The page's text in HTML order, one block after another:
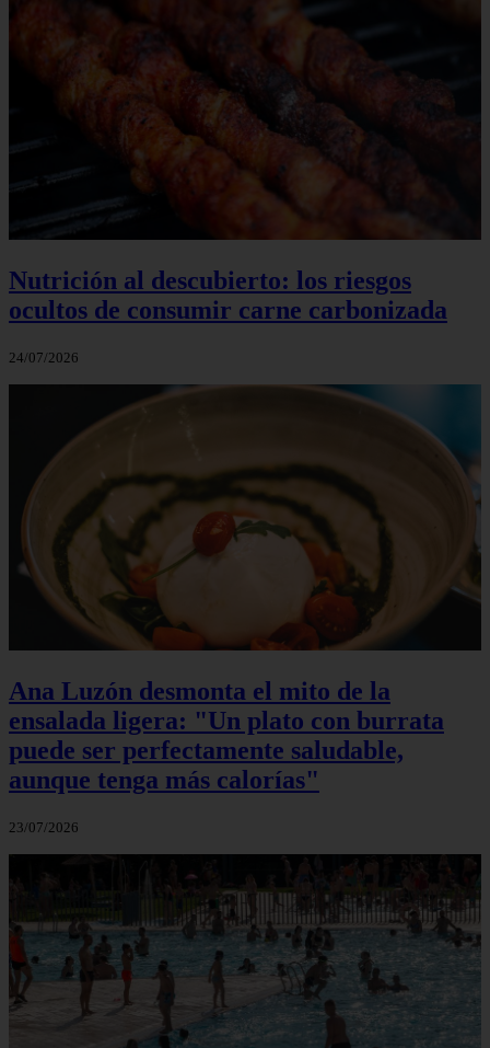
Nutrición al descubierto: los riesgos
ocultos de consumir carne carbonizada
24/07/2026
Ana Luzón desmonta el mito de la
ensalada ligera: "Un plato con burrata
puede ser perfectamente saludable,
aunque tenga más calorías"
23/07/2026